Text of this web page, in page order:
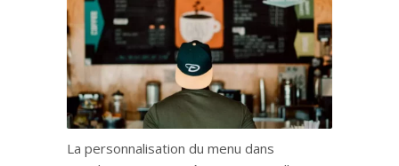
La personnalisation du menu dans